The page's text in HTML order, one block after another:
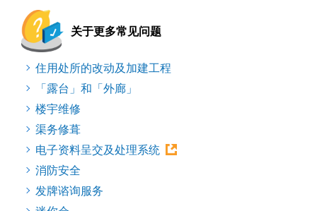
关于更多常见问题
住用处所的改动及加建工程
「露台」和「外廊」
楼宇维修
渠务修葺
电子资料呈交及处理系统
消防安全
发牌谘询服务